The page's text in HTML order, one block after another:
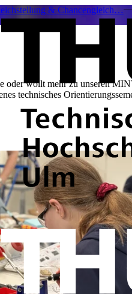
& Chancengleich…
oder wollt mehr zu unseren
technisches